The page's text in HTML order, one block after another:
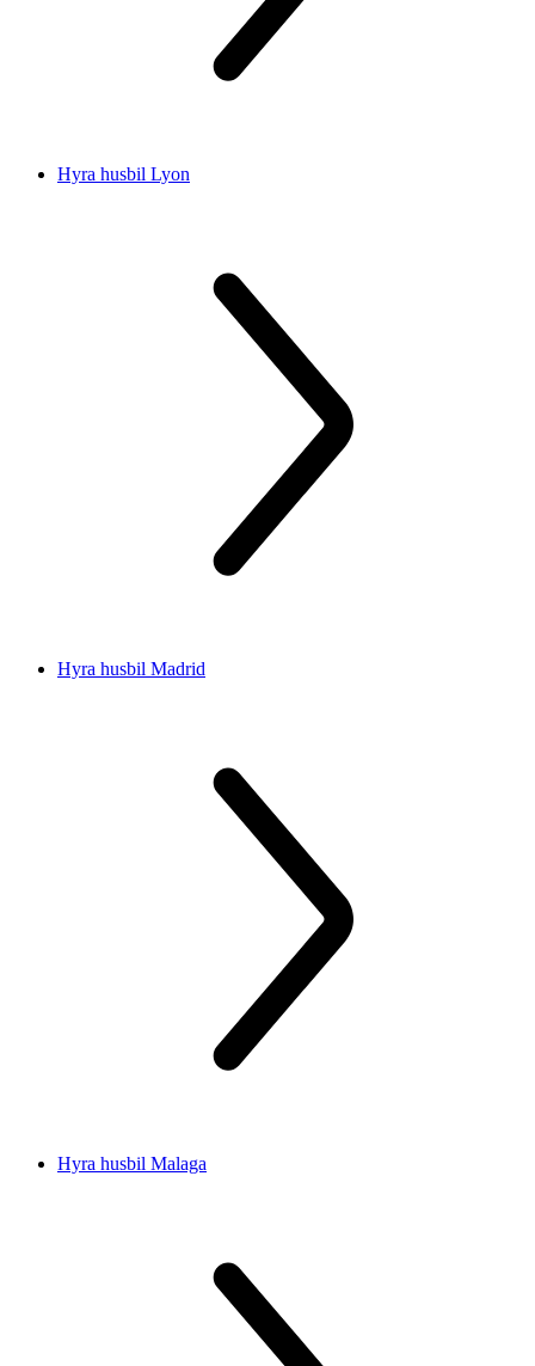
Hyra husbil Lyon
Hyra husbil Madrid
Hyra husbil Malaga